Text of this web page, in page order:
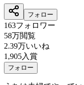
フォロー
163フォロワー
58万閲覧
2.39万いいね
1,905入賞
フォロー